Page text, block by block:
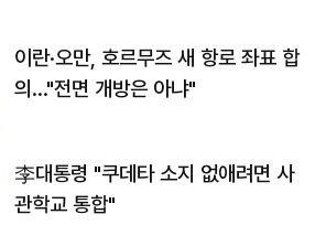
이란·오만, 호르무즈 새 항로 좌표 합
의…"전면 개방은 아냐"
李대통령 "쿠데타 소지 없애려면 사
관학교 통합"